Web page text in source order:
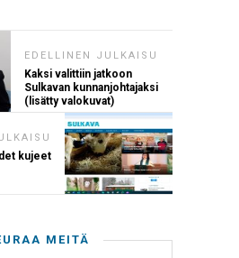
EDELLINEN JULKAISU
Kaksi valittiin jatkoon
Sulkavan kunnanjohtajaksi
(lisätty valokuvat)
kujeet
MEITÄ